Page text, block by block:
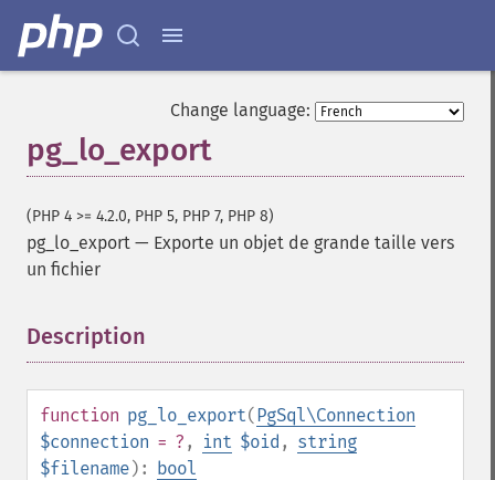
Change language:
pg_lo_export
(PHP 4 >= 4.2.0, PHP 5, PHP 7, PHP 8)
pg_lo_export — Exporte un objet de grande taille vers
un fichier
Description
function pg_lo_export(PgSql\Connection
$connection = ? , int $oid , string
$filename): bool